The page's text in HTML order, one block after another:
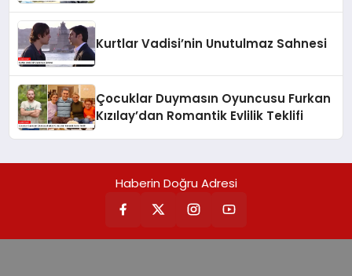
Kurtlar Vadisi’nin Unutulmaz Sahnesi
Çocuklar Duymasın Oyuncusu Furkan
Kızılay’dan Romantik Evlilik Teklifi
Haberin Doğru Adresi